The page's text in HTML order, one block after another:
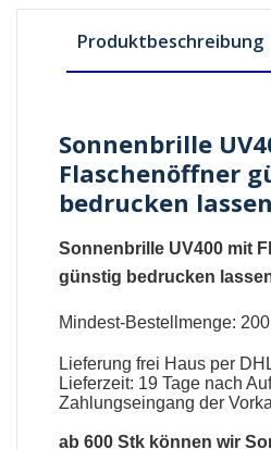
Produktbeschreibung
Sonnenbrille
Flaschenöffner
bedrucken lassen
Sonnenbrille UV400 mit
günstig bedrucken
Mindest-Bestellmenge:
Lieferung frei Haus per
Lieferzeit: 19 Tage nach
Zahlungseingang der
ab 600 Stk können wir